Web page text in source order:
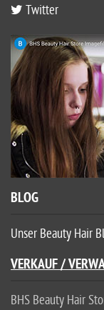
Twitter
BLOG
Unser Beauty Hair
VERKAUF /
BHS Beauty Hair